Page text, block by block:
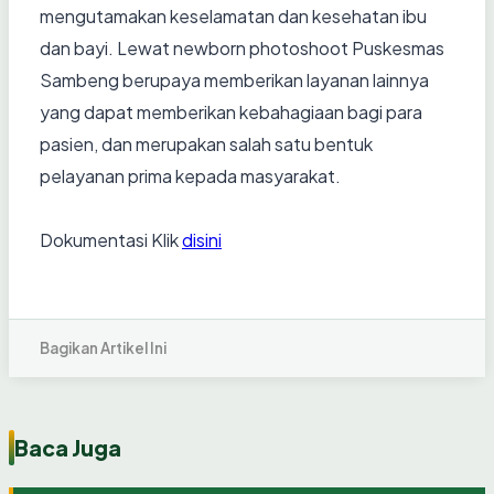
mengutamakan keselamatan dan kesehatan ibu
dan bayi. Lewat newborn photoshoot Puskesmas
Sambeng berupaya memberikan layanan lainnya
yang dapat memberikan kebahagiaan bagi para
pasien, dan merupakan salah satu bentuk
pelayanan prima kepada masyarakat.
Dokumentasi Klikdisini
Bagikan Artikel Ini
Baca Juga